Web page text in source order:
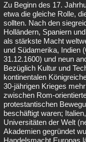
Zu Beginn des 17.
etwa die gleiche Rolle,
sollten. Nach den
Holländern, Spaniern
als stärkste Macht
und Südamerika, Indien
31.12.1600) und neun
Bezüglich Kultur und
kontinentalen
30-jährigen Krieges
zwischen Rom-
protestantischen
beschäftigt waren;
Universitäten der Welt
Akademien gegründet
Handelsmacht Europas